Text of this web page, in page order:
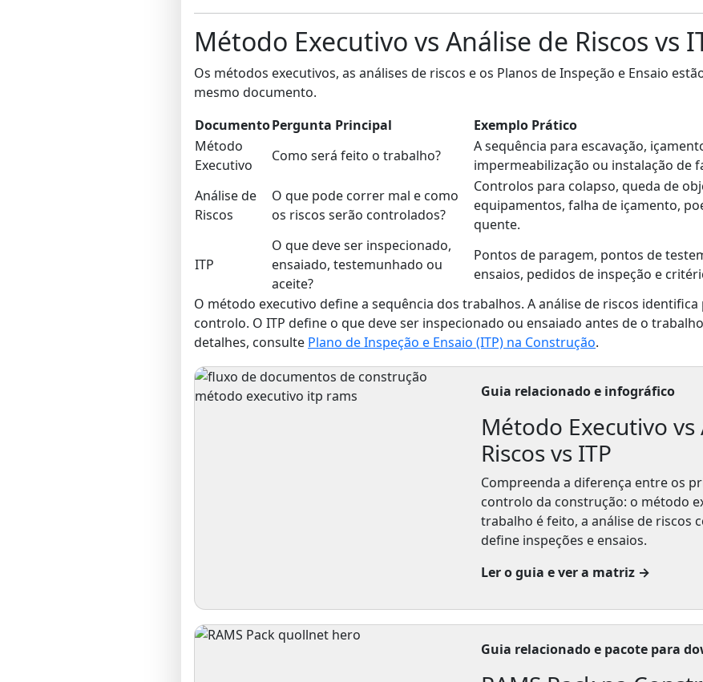
Método Executivo vs Análise de Riscos vs
Os métodos executivos, as análises de riscos e os Planos de Inspeção e Ensaio
mesmo documento.
DocumentoPergunta Principal
Exemplo Prático
Método
Executivo
Como será feito o trabalho?
A sequência para escavação,
impermeabilização ou instalação de
Análise de
Riscos
O que pode correr mal e como
os riscos serão controlados?
Controlos para colapso, queda de
equipamentos, falha de içamento,
quente.
ITP
O que deve ser inspecionado,
ensaiado, testemunhado ou
aceite?
Pontos de paragem, pontos de
ensaios, pedidos de inspeção e
O método executivo define a sequência dos trabalhos. A análise de riscos
controlo. O ITP define o que deve ser inspecionado ou ensaiado antes de o
detalhes, consulte Plano de Inspeção e Ensaio (ITP) na Construção.
Guia relacionado e infográfico
Método Executivo vs
Riscos vs ITP
Compreenda a diferença entre os
controlo da construção: o método
trabalho é feito, a análise de riscos
define inspeções e ensaios.
Ler o guia e ver a matriz →
Guia relacionado e pacote para